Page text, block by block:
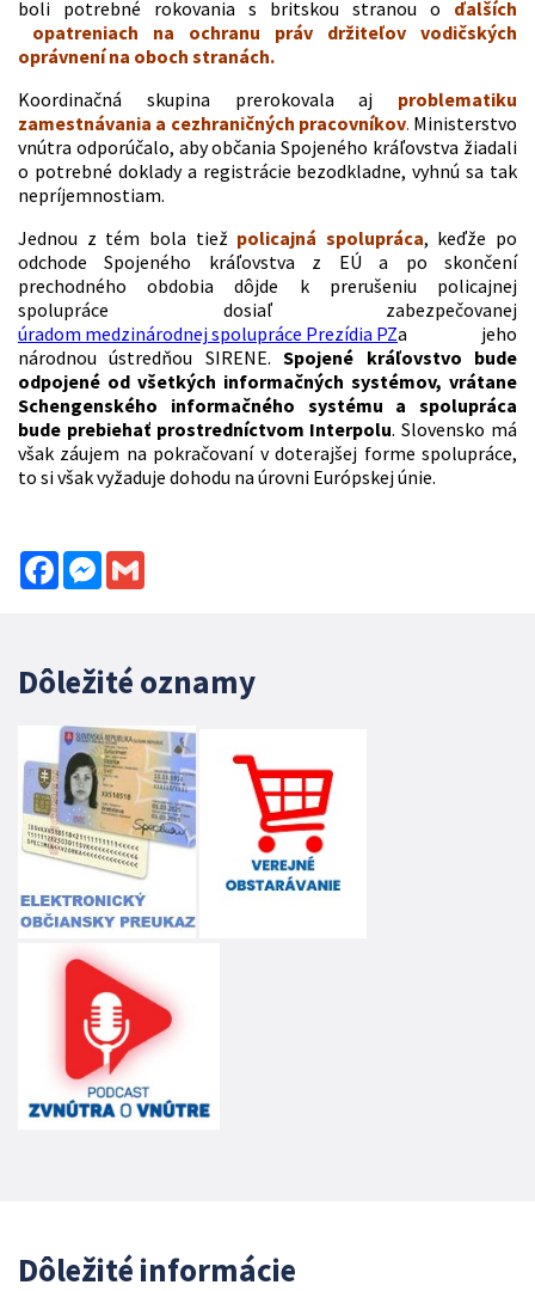
boli potrebné rokovania s britskou stranou o ďalších
opatreniach na ochranu práv držiteľov vodičských
oprávnení na oboch stranách.
Koordinačná skupina prerokovala aj problematiku
zamestnávania a cezhraničných pracovníkov. Ministerstvo
vnútra odporúčalo, aby občania Spojeného kráľovstva žiadali
o potrebné doklady a registrácie bezodkladne, vyhnú sa tak
nepríjemnostiam.
Jednou z tém bola tiež policajná spolupráca, keďže po
odchode Spojeného kráľovstva z EÚ a po skončení
prechodného obdobia dôjde k prerušeniu policajnej
spolupráce dosiaľ zabezpečovanej
úradom medzinárodnej spolupráce Prezídia PZa jeho
národnou ústredňou SIRENE.Spojené kráľovstvo bude
odpojené od všetkých informačných systémov, vrátane
Schengenského informačného systému a spolupráca
bude prebiehať prostredníctvom Interpolu. Slovensko má
však záujem na pokračovaní v doterajšej forme spolupráce,
to si však vyžaduje dohodu na úrovni Európskej únie.
FacebookMessenger
Dôležité oznamy
Dôležité informácie